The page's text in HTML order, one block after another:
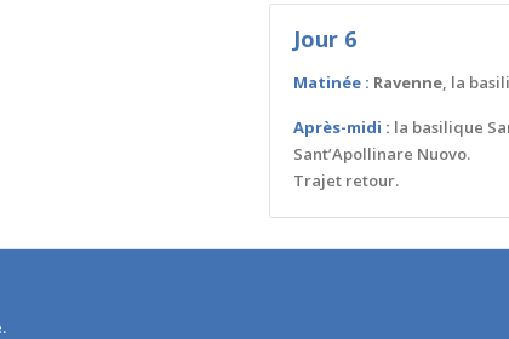
Jour 6
Matinée : Ravenne, la
Après-midi : la basilique
Sant’Apollinare Nuovo.
Trajet retour.